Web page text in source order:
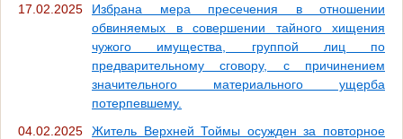
17.02.2025
Избрана мера пресечения в отношении
обвиняемых в совершении тайного хищения
чужого имущества, группой лиц по
предварительному сговору, с причинением
значительного материального ущерба
потерпевшему.
04.02.2025
Житель Верхней Тоймы осужден за повторное